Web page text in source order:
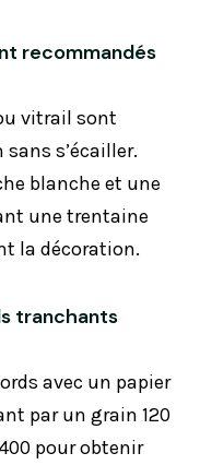
recommandés
vitrail sont
s’écailler.
blanche et une
une trentaine
la décoration.
tranchants
avec un papier
par un grain 120
pour obtenir